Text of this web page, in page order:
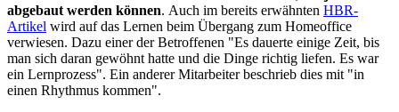
abgebaut werden können. Auch im bereits erwähnten HBR-
Artikel wird auf das Lernen beim Übergang zum Homeoffice
verwiesen. Dazu einer der Betroffenen "Es dauerte einige Zeit, bis
man sich daran gewöhnt hatte und die Dinge richtig liefen. Es war
ein Lernprozess". Ein anderer Mitarbeiter beschrieb dies mit "in
einen Rhythmus kommen".